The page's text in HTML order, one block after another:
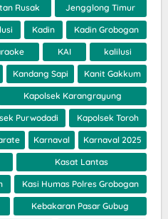
Rusak Jengglong Timur
Kadin Kadin Grobogan
KAI kalilusi
Kandang Sapi Kanit Gakkum
Kapolsek Karangrayung
Purwodadi Kapolsek Toroh
Karnaval Karnaval 2025
Kasat Lantas
Kasi Humas Polres Grobogan
Kebakaran Pasar Gubug